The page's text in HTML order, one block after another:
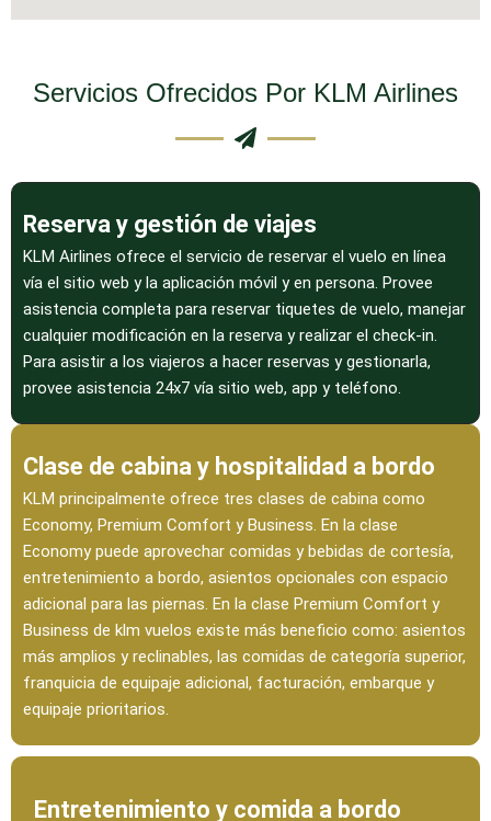
Servicios Ofrecidos Por KLM Airlines
Reserva y gestión de viajes
KLM Airlines ofrece el servicio de reservar el vuelo en línea
vía el sitio web y la aplicación móvil y en persona. Provee
asistencia completa para reservar tiquetes de vuelo, manejar
cualquier modificación en la reserva y realizar el check-in.
Para asistir a los viajeros a hacer reservas y gestionarla,
provee asistencia 24x7 vía sitio web, app y teléfono.
Clase de cabina y hospitalidad a bordo
KLM principalmente ofrece tres clases de cabina como
Economy, Premium Comfort y Business. En la clase
Economy puede aprovechar comidas y bebidas de cortesía,
entretenimiento a bordo, asientos opcionales con espacio
adicional para las piernas. En la clase Premium Comfort y
Business de klm vuelos existe más beneficio como: asientos
más amplios y reclinables, las comidas de categoría superior,
franquicia de equipaje adicional, facturación, embarque y
equipaje prioritarios.
Entretenimiento y comida a bordo